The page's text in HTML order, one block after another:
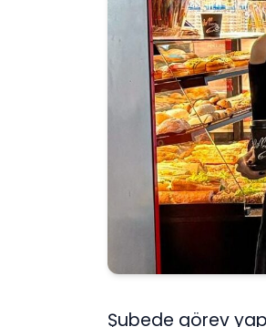
Şubede görev